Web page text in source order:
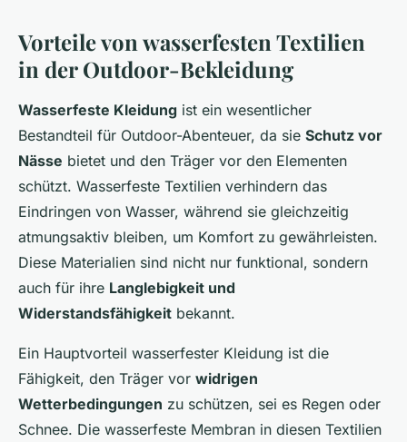
Vorteile von wasserfesten Textilien
in der Outdoor-Bekleidung
Wasserfeste Kleidung ist ein wesentlicher
Bestandteil für Outdoor-Abenteuer, da sie Schutz vor
Nässe bietet und den Träger vor den Elementen
schützt. Wasserfeste Textilien verhindern das
Eindringen von Wasser, während sie gleichzeitig
atmungsaktiv bleiben, um Komfort zu gewährleisten.
Diese Materialien sind nicht nur funktional, sondern
auch für ihre Langlebigkeit und
Widerstandsfähigkeit bekannt.
Ein Hauptvorteil wasserfester Kleidung ist die
Fähigkeit, den Träger vor widrigen
Wetterbedingungen zu schützen, sei es Regen oder
Schnee. Die wasserfeste Membran in diesen Textilien